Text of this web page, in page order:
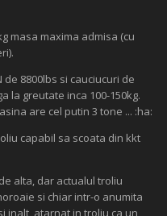
masa maxima admisa (cu
de 8800lbs si cauciucuri de
la greutate inca 100-150kg.
are cel putin 3 tone ... :ha:
capabil sa scoata din kkt
alta, dar actualul troliu
si chiar intr-o anumita
inalt, atarnat in troliu ca un